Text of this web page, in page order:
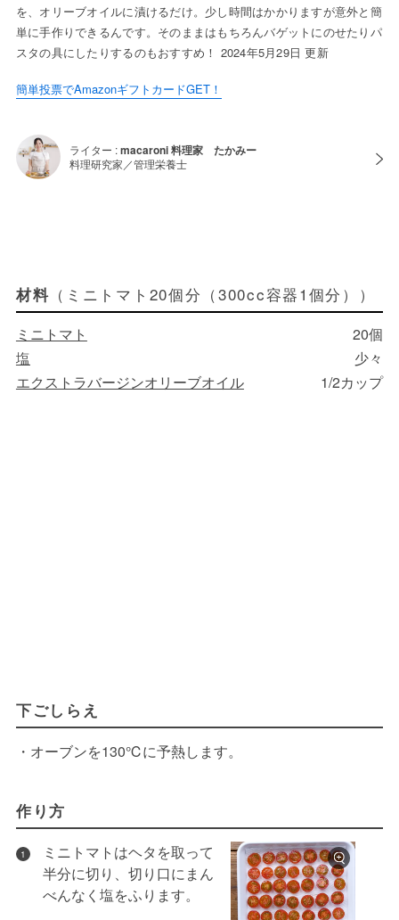
を、オリーブオイルに漬けるだけ。少し時間はかかりますが意外と簡
単に手作りできるんです。そのままはもちろんバゲットにのせたりパ
スタの具にしたりするのもおすすめ！ 2024年5月29日 更新
簡単投票でAmazonギフトカードGET！
ライター :macaroni 料理家 たかみー
料理研究家／管理栄養士
材料 （ミニトマト20個分（300cc容器1個分））
ミニトマト
20個
塩
少々
エクストラバージンオリーブオイル
1/2カップ
下ごしらえ
・オーブンを130℃に予熱します。
作り方
1
ミニトマトはヘタを取って
半分に切り、切り口にまん
べんなく塩をふります。